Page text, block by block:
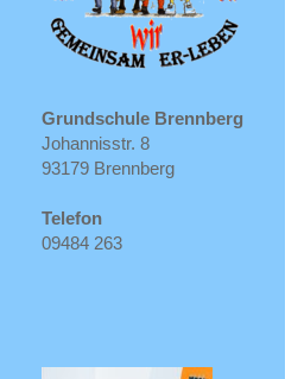
Grundschule Brennberg
Johannisstr. 8
93179 Brennberg
Telefon
09484 263